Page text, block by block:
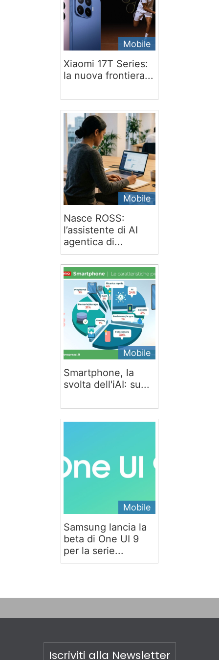
Mobile
Xiaomi 17T Series:
la nuova frontiera...
Mobile
Nasce ROSS:
l’assistente di AI
agentica di...
Mobile
Smartphone, la
svolta dell'iAI: su...
Mobile
Samsung lancia la
beta di One UI 9
per la serie...
Iscriviti alla Newsletter